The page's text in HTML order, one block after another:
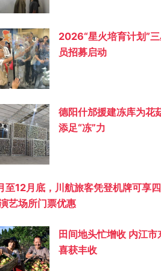
2026“星火培育计划”
员招募启动
德阳什邡援建冻库为花
添足“冻”力
至12月底，川航旅客凭登机牌可享
艺场所门票优惠
田间地头忙增收 内江市
喜获丰收